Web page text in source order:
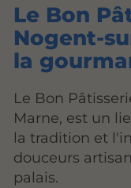
Le Bon
Nogent-
la
Le Bon
Marne, est un
la tradition et
douceurs
palais.